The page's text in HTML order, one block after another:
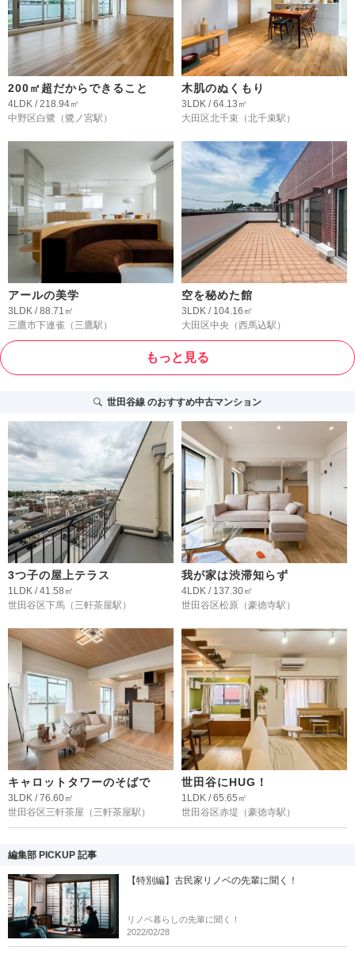
200㎡超だからできること
4LDK / 218.94㎡
中野区白鷺 （鷺ノ宮駅）
木肌のぬくもり
3LDK / 64.13㎡
大田区北千束 （北千束駅）
アールの美学
3LDK / 88.71㎡
三鷹市下連雀 （三鷹駅）
空を秘めた館
3LDK / 104.16㎡
大田区中央 （西馬込駅）
もっと見る
世田谷線のおすすめ中古マンション
3つ子の屋上テラス
1LDK / 41.58㎡
世田谷区下馬 （三軒茶屋駅）
我が家は渋滞知らず
4LDK / 137.30㎡
世田谷区松原 （豪徳寺駅）
キャロットタワーのそばで
3LDK / 76.60㎡
世田谷区三軒茶屋 （三軒茶屋駅）
世田谷にHUG！
1LDK / 65.65㎡
世田谷区赤堤 （豪徳寺駅）
編集部 PICKUP 記事
【特別編】古民家リノベの先輩に聞く！
リノベ暮らしの先輩に聞く！
2022/02/28